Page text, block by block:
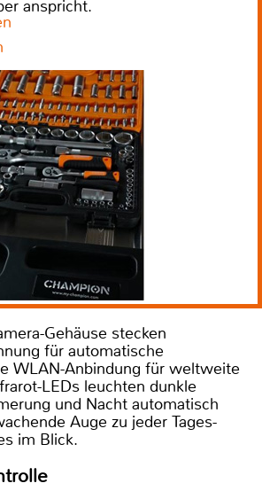
anspricht.
Gehäuse stecken
für automatische
WLAN-Anbindung für weltweite
LEDs leuchten dunkle
und Nacht automatisch
Auge zu jeder Tages-
im Blick.